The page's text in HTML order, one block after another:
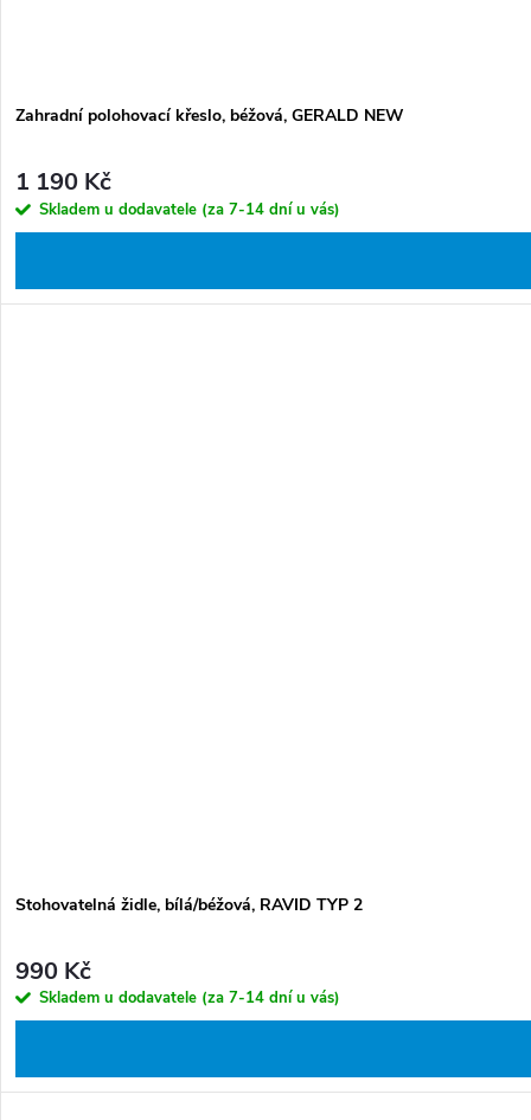
Zahradní polohovací křeslo, béžová, GERALD NEW
1 190 Kč
Skladem u dodavatele (za 7-14 dní u vás)
Stohovatelná židle, bílá/béžová, RAVID TYP 2
990 Kč
Skladem u dodavatele (za 7-14 dní u vás)